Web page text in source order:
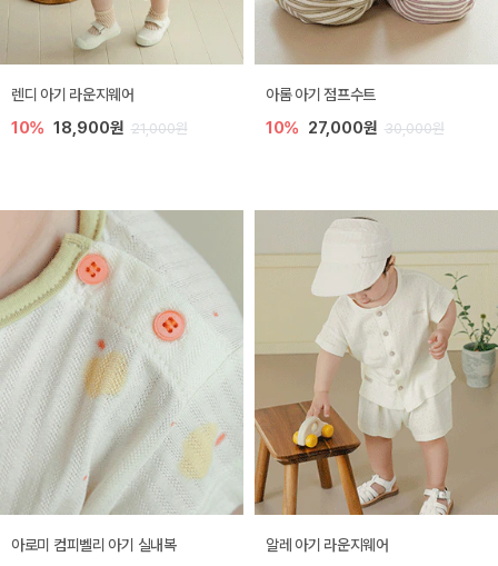
렌디 아기 라운지웨어
10% 18,900원 21,000원
아롬 아기 점프수트
10% 27,000원 30,000원
아로미 컴피벨리 아기 실내복 알레 아기 라운지웨어